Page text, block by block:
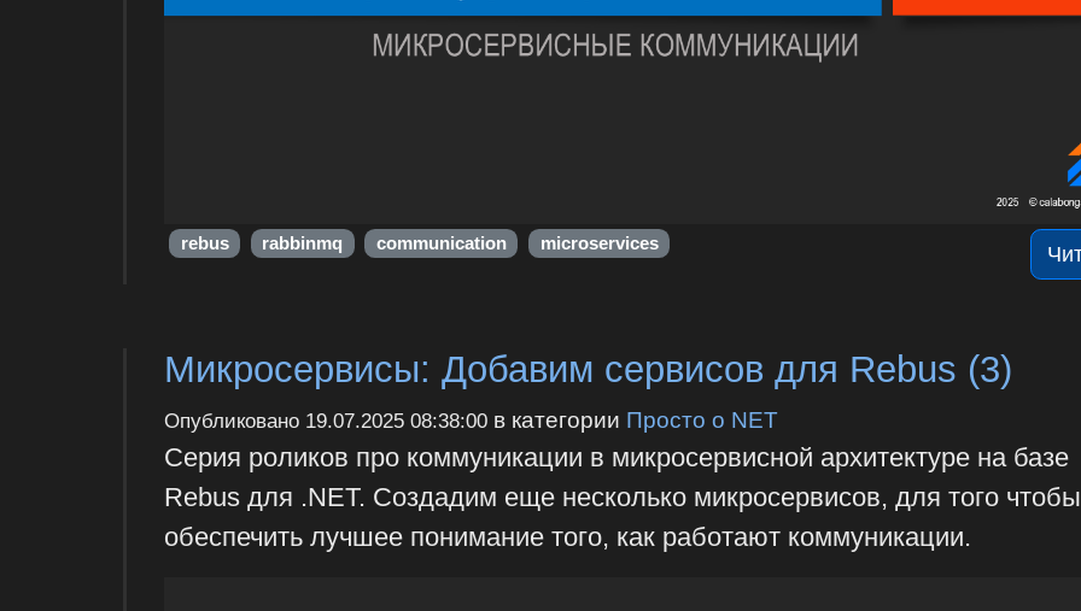
rebus rabbinmq communication microservices
Микросервисы: Добавим сервисов для Rebus (3)
Опубликовано 19.07.2025 08:38:00в категории Просто о NET
Серия роликов про коммуникации в микросервисной архитектуре на базе
Rebus для .NET. Создадим еще несколько микросервисов, для того чтобы
обеспечить лучшее понимание того, как работают коммуникации.